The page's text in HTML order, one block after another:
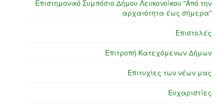
Επιστημονικό Συμπόσιο Δήμου Λευκονοίκου "Από την
αρχαιότητα έως σήμερα"
Επιστολές
Επιτροπή Κατεχόμενων Δήμων
Επιτυχίες των νέων μας
Ευχαριστίες